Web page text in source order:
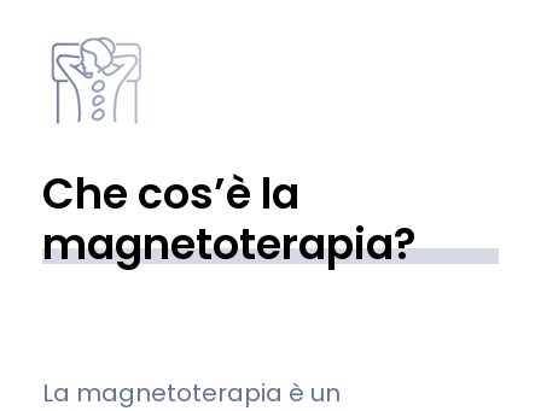
Che cos’è la
magnetoterapia?
La magnetoterapia è un